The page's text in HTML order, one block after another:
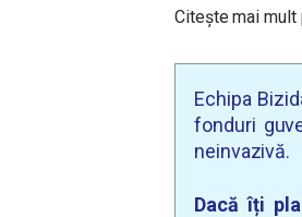
Citește mai mult
Echipa
fonduri
neinvazivă.
Dacă îți